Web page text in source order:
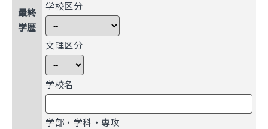
最終
学歴
学校区分
文理区分
学校名
学部・学科・専攻